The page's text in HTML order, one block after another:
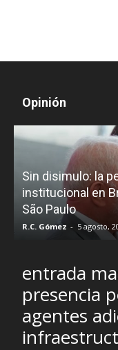
Opinión
Sin disimulo: la
institucional en
São Paulo
R.C. Gómez - 5 agosto,
entrada
presencia
agentes